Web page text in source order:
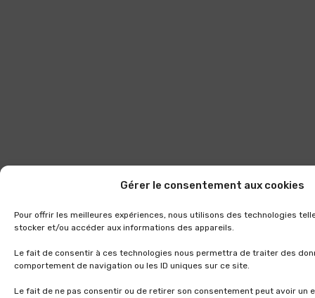
Gérer le consentement aux cookies
Pour offrir les meilleures expériences, nous utilisons des technologies
stocker et/ou accéder aux informations des appareils.
Le fait de consentir à ces technologies nous permettra de traiter des
comportement de navigation ou les ID uniques sur ce site.
Le fait de ne pas consentir ou de retirer son consentement peut avoir un